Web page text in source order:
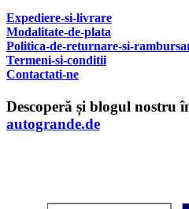
Expediere-si-livrare
Modalitate-de-plata
Politica-de-returnare-si-
Termeni-si-conditii
Contactati-ne
Descoperă și blogul nostru
autogrande.de